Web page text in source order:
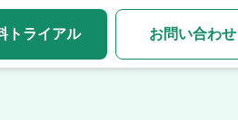
トライアル お問い合わせ